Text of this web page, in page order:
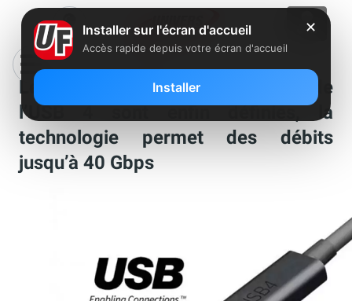
Les spécifications techniques de
l’USB 4 sont enfin définies, la
technologie permet des débits
jusqu’à 40 Gbps
✕
Installer sur l'écran d'accueil
Accès rapide depuis votre écran d'accueil
Installer